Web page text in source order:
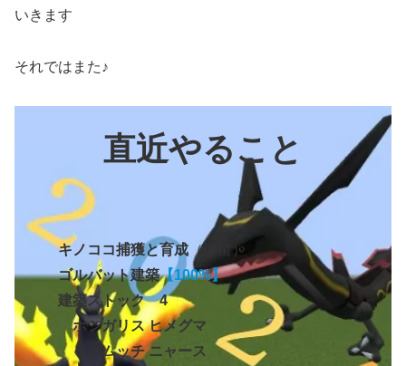
いきます
それではまた♪
直近やること
キノココ捕獲と育成 （保留）
ゴルバット建築【100%】
建築ストック 4
ホシガリス ヒメグマ
ミノムッチ ニャース